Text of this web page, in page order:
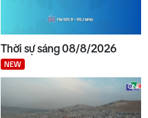
Thời sự sáng 08/8/2026
NEW